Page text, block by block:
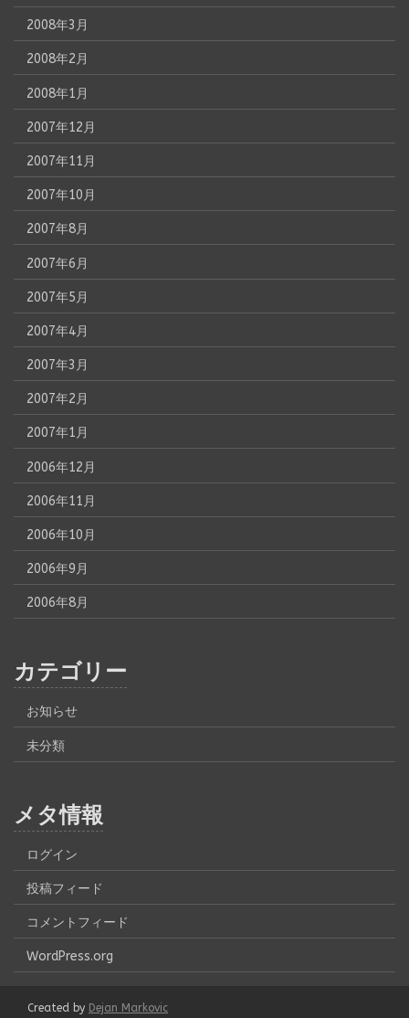
2008年3月
2008年2月
2008年1月
2007年12月
2007年11月
2007年10月
2007年8月
2007年6月
2007年5月
2007年4月
2007年3月
2007年2月
2007年1月
2006年12月
2006年11月
2006年10月
2006年9月
2006年8月
カテゴリー
お知らせ
未分類
メタ情報
ログイン
投稿フィード
コメントフィード
WordPress.org
Created by Dejan Markovic